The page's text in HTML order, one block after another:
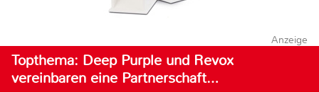
Anzeige
Topthema: Deep Purple und Revox
vereinbaren eine Partnerschaft…